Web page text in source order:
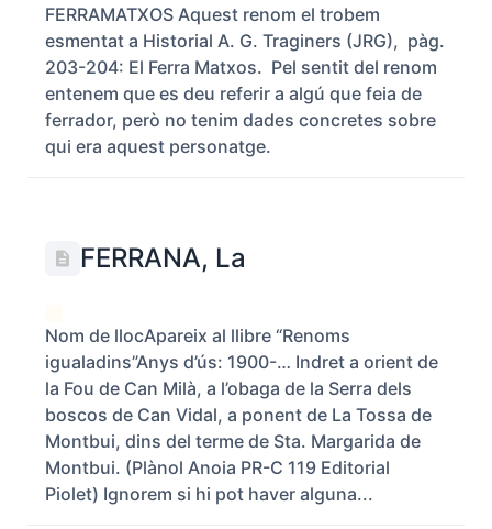
FERRAMATXOS Aquest renom el trobem
esmentat a Historial A. G. Traginers (JRG), pàg.
203-204: El Ferra Matxos. Pel sentit del renom
entenem que es deu referir a algú que feia de
ferrador, però no tenim dades concretes sobre
qui era aquest personatge.
FERRANA, La
Nom de llocApareix al llibre “Renoms
igualadins”Anys d’ús: 1900-… Indret a orient de
la Fou de Can Milà, a l’obaga de la Serra dels
boscos de Can Vidal, a ponent de La Tossa de
Montbui, dins del terme de Sta. Margarida de
Montbui. (Plànol Anoia PR-C 119 Editorial
Piolet) Ignorem si hi pot haver alguna...